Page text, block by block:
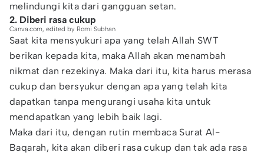
melindungi kita dari gangguan setan.
2. Diberi rasa cukup
Canva.com, edited by Romi Subhan
Saat kita mensyukuri apa yang telah Allah SWT
berikan kepada kita, maka Allah akan menambah
nikmat dan rezekinya. Maka dari itu, kita harus merasa
cukup dan bersyukur dengan apa yang telah kita
dapatkan tanpa mengurangi usaha kita untuk
mendapatkan yang lebih baik lagi.
Maka dari itu, dengan rutin membaca Surat Al-
Baqarah, kita akan diberi rasa cukup dan tak ada rasa